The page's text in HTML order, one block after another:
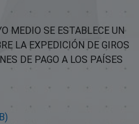
MEDIO SE ESTABLECE UN
LA EXPEDICIÓN DE GIROS
DE PAGO A LOS PAÍSES